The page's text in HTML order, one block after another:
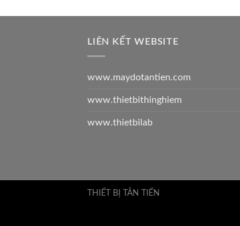
LIÊN KẾT WEBSITE
www.maydotantien.com
www.thietbithinghiem
www.thietbilab
THIẾT BỊ TÂN TIẾN